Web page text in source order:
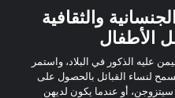
والثقافية
الذكور في البلاد، واستمر
القبائل بالحصول على
أو عندما يكون لديهن